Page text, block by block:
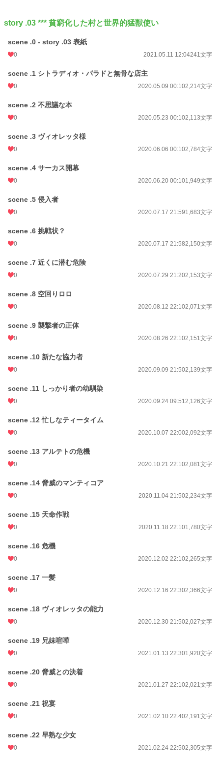
story .03 *** 貧窮化した村と世界的猛獣使い
scene .0 - story .03 表紙
0 2021.05.11 12:04241文字
scene .1 シトラディオ・パラドと無骨な店主
0 2020.05.09 00:102,214文字
scene .2 不思議な本
0 2020.05.23 00:102,113文字
scene .3 ヴィオレッタ様
0 2020.06.06 00:102,784文字
scene .4 サーカス開幕
0 2020.06.20 00:101,949文字
scene .5 侵入者
0 2020.07.17 21:591,683文字
scene .6 挑戦状？
0 2020.07.17 21:582,150文字
scene .7 近くに潜む危険
0 2020.07.29 21:202,153文字
scene .8 空回りロロ
0 2020.08.12 22:102,071文字
scene .9 襲撃者の正体
0 2020.08.26 22:102,151文字
scene .10 新たな協力者
0 2020.09.09 21:502,139文字
scene .11 しっかり者の幼馴染
0 2020.09.24 09:512,126文字
scene .12 忙しなティータイム
0 2020.10.07 22:002,092文字
scene .13 アルテトの危機
0 2020.10.21 22:102,081文字
scene .14 脅威のマンティコア
0 2020.11.04 21:502,234文字
scene .15 天命作戦
0 2020.11.18 22:101,780文字
scene .16 危機
0 2020.12.02 22:102,265文字
scene .17 一髪
0 2020.12.16 22:302,366文字
scene .18 ヴィオレッタの能力
0 2020.12.30 21:502,027文字
scene .19 兄妹喧嘩
0 2021.01.13 22:301,920文字
scene .20 脅威との決着
0 2021.01.27 22:102,021文字
scene .21 祝宴
0 2021.02.10 22:402,191文字
scene .22 早熟な少女
0 2021.02.24 22:502,305文字